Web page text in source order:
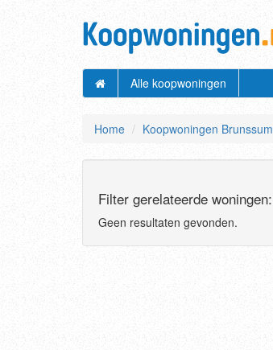
Alle koopwoningen
Home Koopwoningen Brunssum
Filter gerelateerde woningen:
Geen resultaten gevonden.